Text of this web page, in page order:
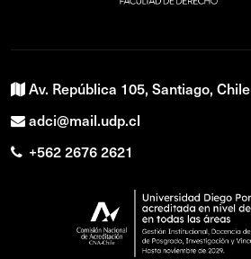
Av. República 105, Santiago, Chile
adci@mail.udp.cl
+562 2676 2621